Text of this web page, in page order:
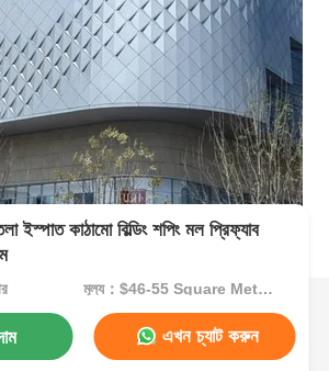
ইস্পাত কাঠামো বিল্ডিং শপিং মল প্রিফ্যাব
মূল্য：$46-55 Square Meters
এখন চ্যাট করুন